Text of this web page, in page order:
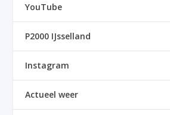
YouTube
P2000 IJsselland
Instagram
Actueel weer